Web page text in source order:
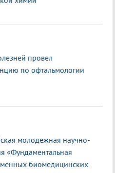
провел
по офтальмологии
молодежная научно-
«Фундаментальная
биомедицинских